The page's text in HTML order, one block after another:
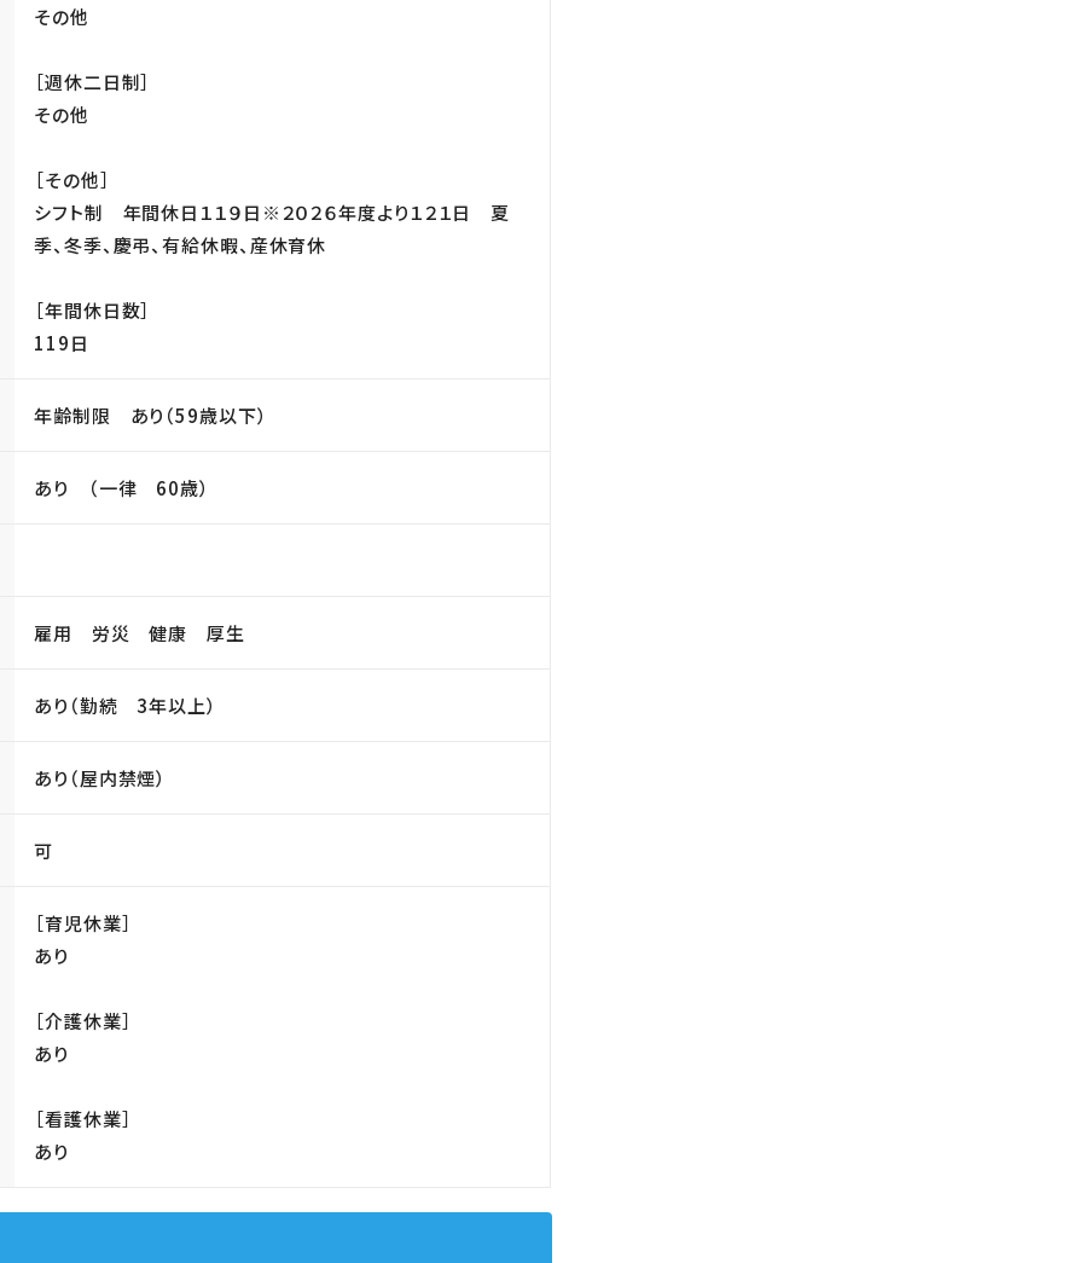
その他
［週休二日制］
その他
［その他］
シフト制 年間休日１１９日※２０２６年度より１２１日 夏
季、冬季、慶弔、有給休暇、産休育休
［年間休日数］
119日
年齢制限 あり（59歳以下）
あり （一律 60歳）
雇用 労災 健康 厚生
あり（勤続 3年以上）
あり（屋内禁煙）
可
［育児休業］
あり
［介護休業］
あり
［看護休業］
あり